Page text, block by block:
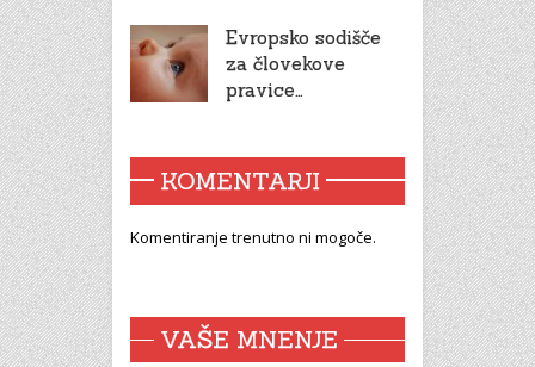
Evropsko sodišče
za človekove
pravice…
KOMENTARJI
Komentiranje trenutno ni mogoče.
VAŠE MNENJE